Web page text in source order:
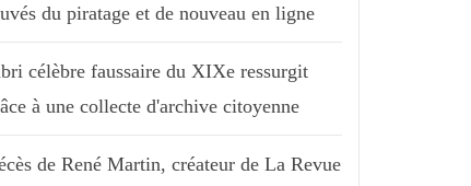
du piratage et de nouveau en ligne
célèbre faussaire du XIXe ressurgit
à une collecte d'archive citoyenne
de René Martin, créateur de La Revue